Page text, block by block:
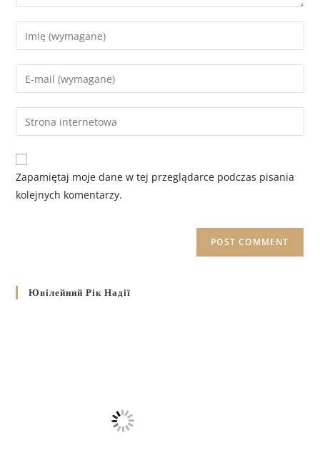
Zapamiętaj moje dane w tej przeglądarce podczas pisania
kolejnych komentarzy.
Ювілейний Рік Надії